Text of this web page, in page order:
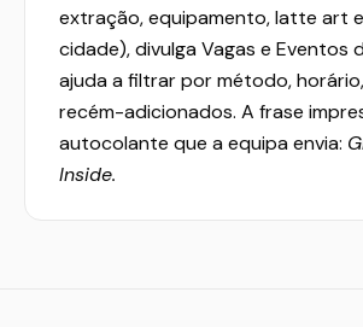
extração, equipamento, latte art
cidade), divulga Vagas e Eventos
ajuda a filtrar por método,
recém-adicionados. A frase
autocolante que a equipa envia:
Inside.